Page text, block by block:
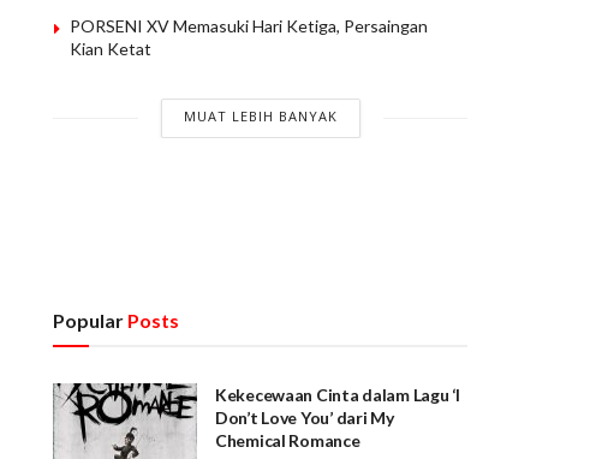
PORSENI XV Memasuki Hari Ketiga, Persaingan
Kian Ketat
MUAT LEBIH BANYAK
Popular Posts
Kekecewaan Cinta dalam Lagu ‘I
Don’t Love You’ dari My
Chemical Romance